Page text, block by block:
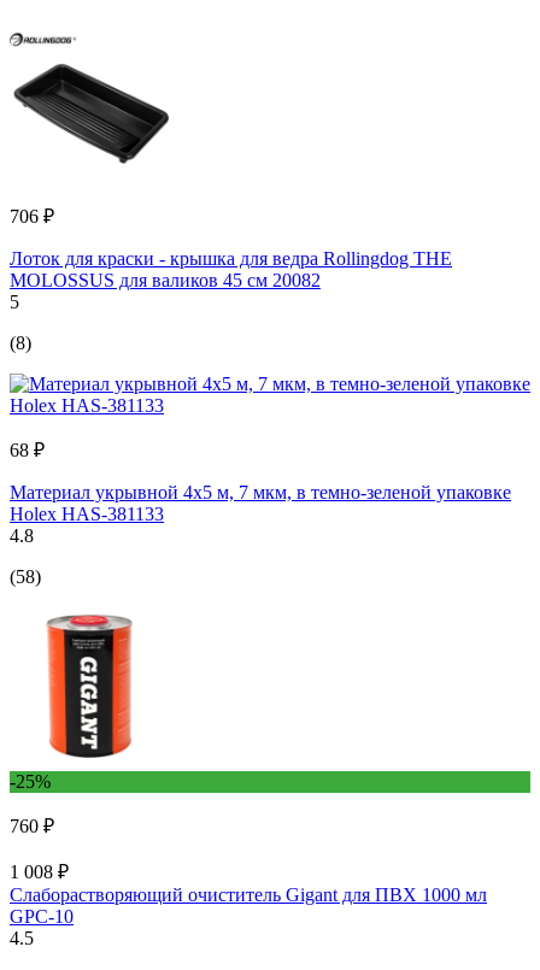
706 ₽
Лоток для краски - крышка для ведра Rollingdog THE
MOLOSSUS для валиков 45 см 20082
5
(8)
68 ₽
Материал укрывной 4х5 м, 7 мкм, в темно-зеленой упаковке
Holex HAS-381133
4.8
(58)
-25%
760 ₽
1 008 ₽
Слаборастворяющий очиститель Gigant для ПВХ 1000 мл
GPC-10
4.5